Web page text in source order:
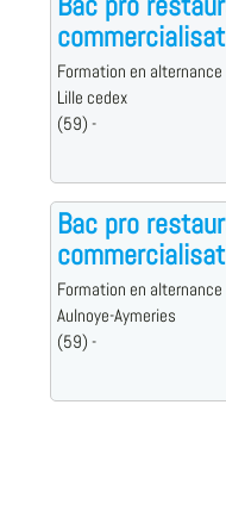
Formation en alternance
Lille cedex
(59) -
Bac pro
Formation en alternance
Aulnoye-Aymeries
(59) -